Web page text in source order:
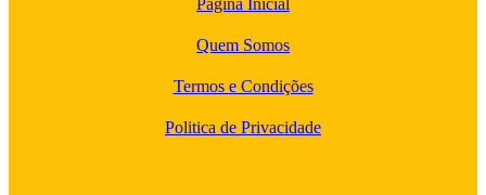
Quem Somos
Termos e Condições
Politica de Privacidade